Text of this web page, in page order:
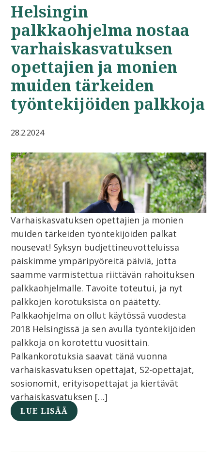
Helsingin
palkkaohjelma nostaa
varhaiskasvatuksen
opettajien ja monien
muiden tärkeiden
työntekijöiden palkkoja
28.2.2024
Varhaiskasvatuksen opettajien ja monien
muiden tärkeiden työntekijöiden palkat
nousevat! Syksyn budjettineuvotteluissa
paiskimme ympäripyöreitä päiviä, jotta
saamme varmistettua riittävän rahoituksen
palkkaohjelmalle. Tavoite toteutui, ja nyt
palkkojen korotuksista on päätetty.
Palkkaohjelma on ollut käytössä vuodesta
2018 Helsingissä ja sen avulla työntekijöiden
palkkoja on korotettu vuosittain.
Palkankorotuksia saavat tänä vuonna
varhaiskasvatuksen opettajat, S2-opettajat,
sosionomit, erityisopettajat ja kiertävät
varhaiskasvatuksen […]
LUE LISÄÄ